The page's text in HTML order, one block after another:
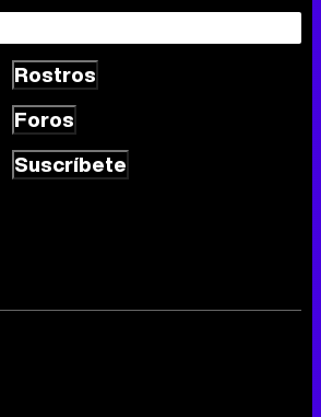
Rostros
Foros
Suscríbete